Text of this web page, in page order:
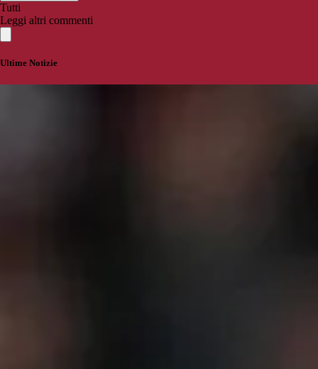
Tutti
Leggi altri commenti
Ultime Notizie